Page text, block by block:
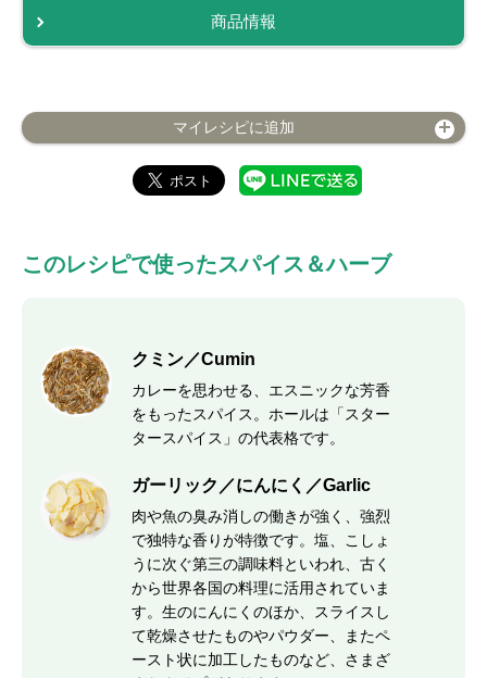
商品情報
マイレシピに追加
このレシピで使ったスパイス＆ハーブ
クミン／Cumin
カレーを思わせる、エスニックな芳香
をもったスパイス。ホールは「スター
タースパイス」の代表格です。
ガーリック／にんにく／Garlic
肉や魚の臭み消しの働きが強く、強烈
で独特な香りが特徴です。塩、こしょ
うに次ぐ第三の調味料といわれ、古く
から世界各国の料理に活用されていま
す。生のにんにくのほか、スライスし
て乾燥させたものやパウダー、またペ
ースト状に加工したものなど、さまざ